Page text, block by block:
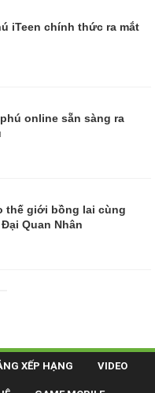
iTeen chính thức ra mắt
online sẵn sàng ra
thế giới bồng lai cùng
Quan Nhân
XẾP HẠNG VIDEO